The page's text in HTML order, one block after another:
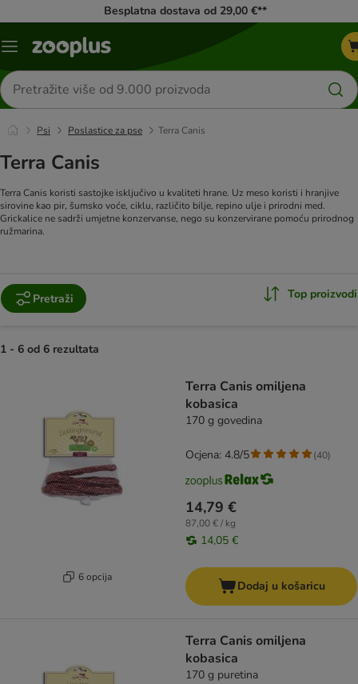
Besplatna dostava od 29,00 €**
Izbornik
Traži
proizvode
Psi Poslastice za pse Terra Canis
Terra Canis
Terra Canis koristi sastojke isključivo u kvaliteti hrane. Uz meso koristi i hranjive
sirovine kao pir, šumsko voće, ciklu, različito bilje, repino ulje i prirodni med.
Grickalice ne sadrži umjetne konzervanse, nego su konzervirane pomoću prirodnog
ružmarina.
Pretraži Top proizvodi
1 - 6 od 6 rezultata
6 opcija
Terra Canis omiljena
kobasica
170 g govedina
14,79 €
87,00 € / kg
14,05 €
Ocjena: 4.8/5 (40)
Dodaj u košaricu
Terra Canis omiljena
kobasica
170 g puretina